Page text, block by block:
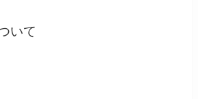
いて